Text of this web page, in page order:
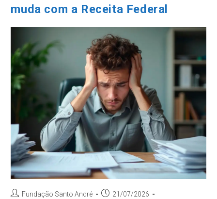
Fazem
Diferença
muda com a Receita Federal
AutorFundação Santo André
Post21/07/2026